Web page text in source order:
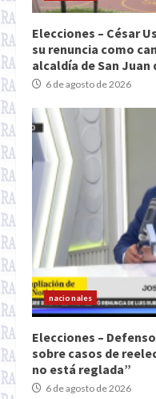
Elecciones – César
su renuncia como
alcaldía de San Juan
6 de agosto de 2026
nacionales
Elecciones –
sobre casos de
no está reglada”
6 de agosto de 2026